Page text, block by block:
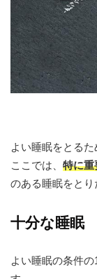
よい睡眠をとる
ここでは、 特に重
のある睡眠をとり
十分な睡眠
よい睡眠の条件